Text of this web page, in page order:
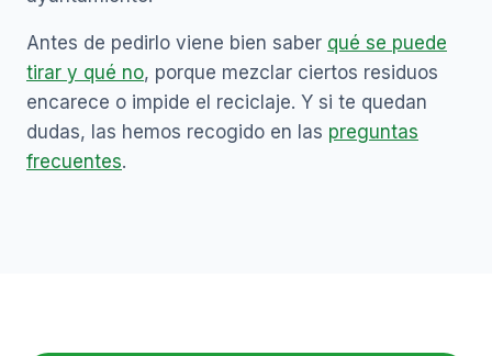
Antes de pedirlo viene bien saber qué se puede
tirar y qué no, porque mezclar ciertos residuos
encarece o impide el reciclaje. Y si te quedan
dudas, las hemos recogido en las preguntas
frecuentes.